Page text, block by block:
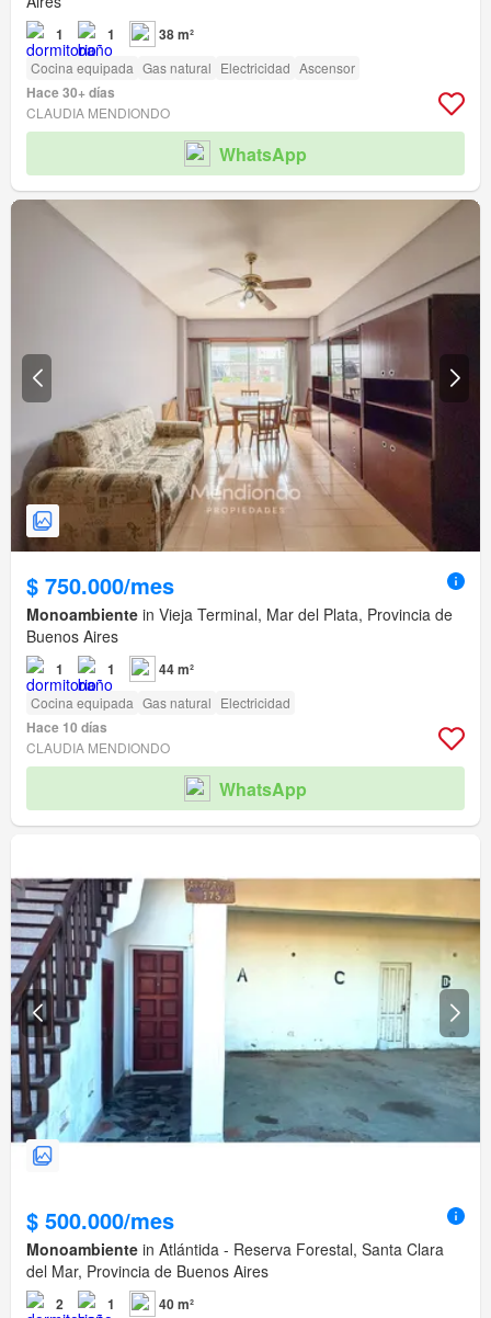
1 1 38 m²
Cocina equipada Gas natural Electricidad Ascensor
Hace 30+ días
CLAUDIA MENDIONDO
WhatsApp
$ 750.000/mes
Monoambiente in Vieja Terminal, Mar del Plata, Provincia de
Buenos Aires
1 1 44 m²
Cocina equipada Gas natural Electricidad
Hace 10 días
CLAUDIA MENDIONDO
WhatsApp
$ 500.000/mes
Monoambiente in Atlántida - Reserva Forestal, Santa Clara
del Mar, Provincia de Buenos Aires
2 1 40 m²